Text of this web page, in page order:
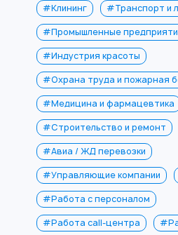
#Клининг
#Транспорт и
#Промышленные
#Индустрия красоты
#Охрана труда и пожарная
#Медицина и фармацевтика
#Строительство и ремонт
#Авиа / ЖД перевозки
#Управляющие компании
#Работа с персоналом
#Работа call-центра